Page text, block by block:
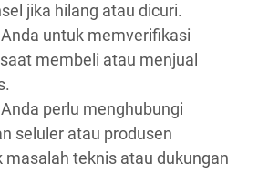
jika hilang atau dicuri.
untuk memverifikasi
membeli atau menjual
perlu menghubungi
seluler atau produsen
masalah teknis atau dukungan